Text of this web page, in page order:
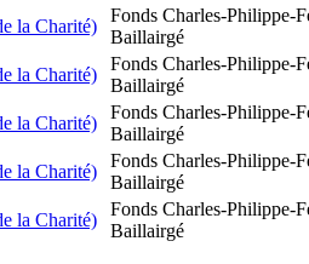
la Charité)
Fonds Charles-Philippe-
Baillairgé
la Charité)
Fonds Charles-Philippe-
Baillairgé
la Charité)
Fonds Charles-Philippe-
Baillairgé
la Charité)
Fonds Charles-Philippe-
Baillairgé
la Charité)
Fonds Charles-Philippe-
Baillairgé